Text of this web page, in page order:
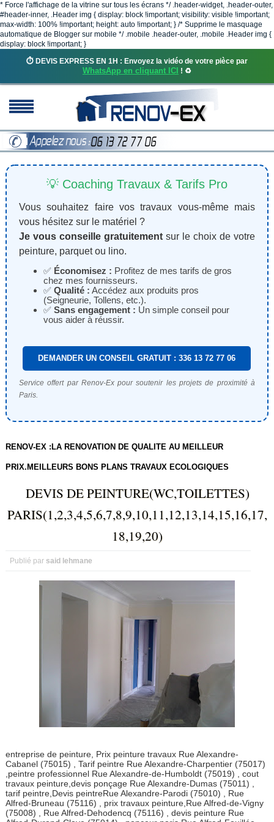
* Force l'affichage de la vitrine sur tous les écrans */ .header-widget, .header-outer,
#header-inner, .Header img { display: block !important; visibility: visible !important;
max-width: 100% !important; height: auto !important; } /* Supprime le masquage
automatique de Blogger sur mobile */ .mobile .header-outer, .mobile .Header img {
display: block !important; }
⏱️ DEVIS EXPRESS EN 1H : Envoyez la vidéo de votre pièce par
WhatsApp en cliquant ICI ! ♻️
💡 Coaching Travaux & Tarifs Pro
Vous souhaitez faire vos travaux vous-même mais
vous hésitez sur le matériel ?
Je vous conseille gratuitementsur le choix de votre
peinture, parquet ou lino.
✅ Économisez : Profitez de mes tarifs de gros
chez mes fournisseurs.
✅ Qualité : Accédez aux produits pros
(Seigneurie, Tollens, etc.).
✅ Sans engagement : Un simple conseil pour
vous aider à réussir.
DEMANDER UN CONSEIL GRATUIT : 336 13 72 77 06
Service offert par Renov-Ex pour soutenir les projets de proximité à
Paris.
RENOV-EX :LA RENOVATION DE QUALITE AU MEILLEUR
PRIX.MEILLEURS BONS PLANS TRAVAUX ECOLOGIQUES
DEVIS DE PEINTURE(WC,TOILETTES)
PARIS(1,2,3,4,5,6,7,8,9,10,11,12,13,14,15,16,17,
18,19,20)
Publié par said lehmane
entreprise de peinture, Prix peinture travaux Rue Alexandre-
Cabanel (75015) , Tarif peintre Rue Alexandre-Charpentier (75017)
,peintre professionnel Rue Alexandre-de-Humboldt (75019) , cout
travaux peinture,devis ponçage Rue Alexandre-Dumas (75011) ,
tarif peintre,Devis peintreRue Alexandre-Parodi (75010) , Rue
Alfred-Bruneau (75116) , prix travaux peinture,Rue Alfred-de-Vigny
(75008) , Rue Alfred-Dehodencq (75116) , devis peinture Rue